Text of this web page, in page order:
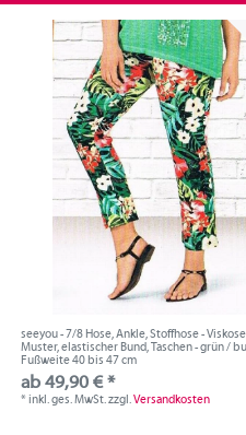
seeyou - 7/8 Hose, Ankle, Stoffhose -
Muster, elastischer Bund, Taschen - grün /
Fußweite 40 bis 47 cm
ab 49,90 € *
*inkl. ges. MwSt.zzgl.Versandkosten